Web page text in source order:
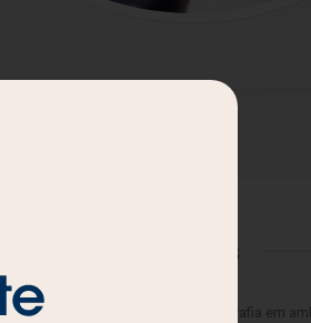
Exames
Poligráfico do Sono / Polissonografia em